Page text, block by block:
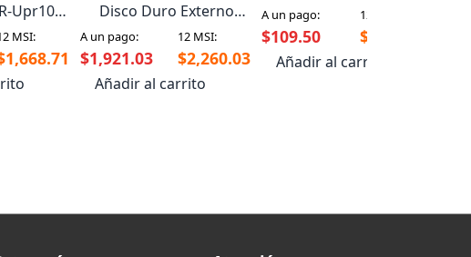
Upr1008
8 Cont
Y
MSI:
Disco Duro Externo
Adata Hd710 Pro 2.5"
1Tb 3.1 Negr Ahd710P-
1Tu31-Cbk
A un pago: 12 MSI:
$1,921.03 $2,260.03
Añadir al carrito
Adata Uv210 32Gb Plata
(Auv210-32G-Rgd)
A un pago: 12 MSI:
$109.50 $128.83
Añadir al carrito